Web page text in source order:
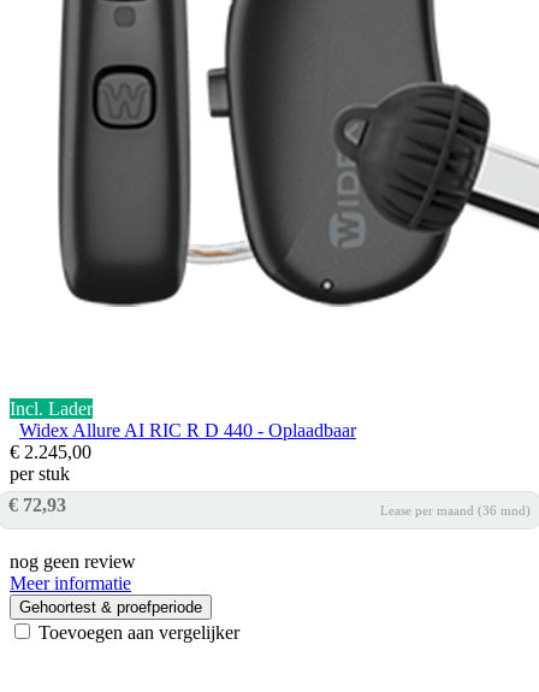
Incl. Lader
Widex Allure AI RIC R D 440 - Oplaadbaar
€ 2.245,00
per stuk
€ 72,93
Lease per maand (36 mnd)
nog geen review
Meer informatie
Gehoortest & proefperiode
Toevoegen aan vergelijker